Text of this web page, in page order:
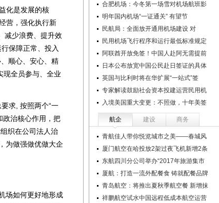
化是发展的核
营，强化执行新
减少浪费、提升效
保障正常、投入
顺心、安心、精
现全员参与、全业
求, 按照两个“一
政治核心作用，把
织在公司法人治
为做强做优做大企
场如何更好地形成
合肥机场：今冬第一场雪对机场航班影
明年国内机场“一证通关” 有望节
民航局：全面放开通用机场建设 对
民用机场飞行程序和运行最低标准规定
阿联酋开放免签！中国人赴阿无需提前
日本公布放宽中国公民赴日签证的具体
英国与比利时将在华扩展“一站式”签
专家解读鼓励社会资本投建运营民用机
入境美国重大变更：不照做，十年美签
航企 建设 商务
青航佳人带你悦览城市之美——春城风
厦门航空在哈投放2架过夜飞机新增2条
东航四川分公司举办“2017年旅游集市
厦航：打造一流外配餐食 铸就配餐品牌
青岛航空：将推出夏秋季航空餐 新增抹
祥鹏航空试水中国远程低成本航空运营